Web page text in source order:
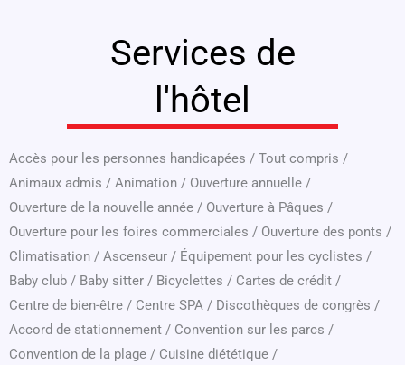
Services de
l'hôtel
Accès pour les personnes handicapées / Tout compris /
Animaux admis / Animation / Ouverture annuelle /
Ouverture de la nouvelle année / Ouverture à Pâques /
Ouverture pour les foires commerciales / Ouverture des ponts /
Climatisation / Ascenseur / Équipement pour les cyclistes /
Baby club / Baby sitter / Bicyclettes / Cartes de crédit /
Centre de bien-être / Centre SPA / Discothèques de congrès /
Accord de stationnement / Convention sur les parcs /
Convention de la plage / Cuisine diététique /